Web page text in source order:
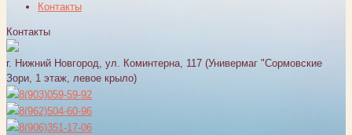
Контакты
Контакты
г. Нижний Новгород, ул. Коминтерна, 117 (Универмаг "Сормовские
Зори, 1 этаж, левое крыло)
8(903)059-59-92
8(962)504-60-96
8(906)351-17-06